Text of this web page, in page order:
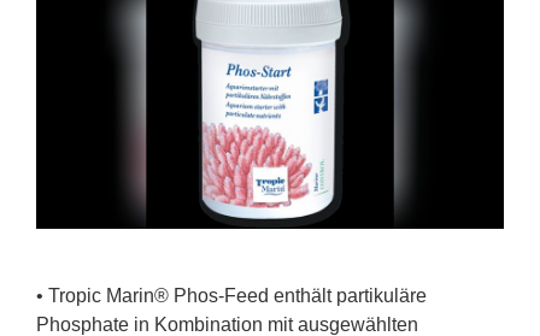
• Tropic Marin® Phos-Feed enthält partikuläre
Phosphate in Kombination mit ausgewählten